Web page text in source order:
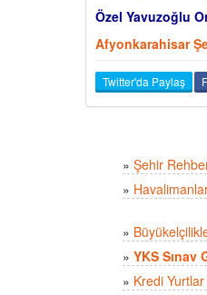
Özel Yavuzoğlu
Afyonkarahisar
Twitter'da Paylaş
» Şehir
»
»
» YKS Sınav
» Kredi